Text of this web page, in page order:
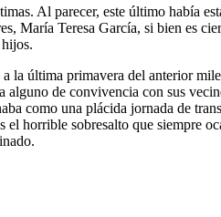
Al parecer, este último había
María Teresa García, si bien es
última primavera del anterior
de convivencia con sus
como una plácida jornada de
horrible sobresalto que siempre